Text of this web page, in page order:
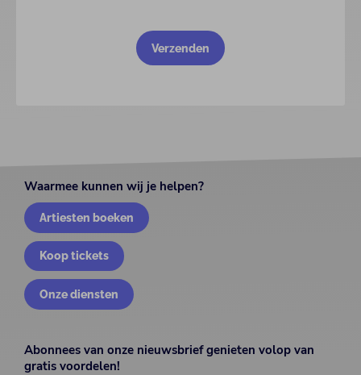
Waarmee kunnen wij je helpen?
Artiesten boeken
Koop tickets
Onze diensten
Abonnees van onze nieuwsbrief genieten volop van
gratis voordelen!